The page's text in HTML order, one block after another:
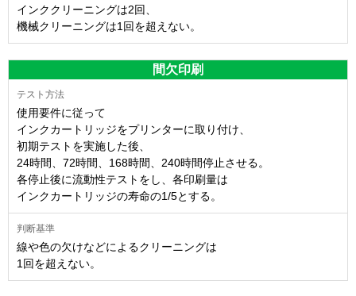
インククリーニングは2回、
機械クリーニングは1回を超えない。
間欠印刷
使用要件に従って
インクカートリッジをプリンターに取り付け、
初期テストを実施した後、
24時間、72時間、168時間、240時間停止させる。
各停止後に流動性テストをし、各印刷量は
インクカートリッジの寿命の1/5とする。
線や色の欠けなどによるクリーニングは
1回を超えない。